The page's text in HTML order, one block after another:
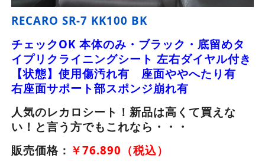
RECARO SR-7 KK100 BK
チェックOK 本体のみ・ブラック・底留めタ
イプリクライニングシート 左右ダイヤル付き
【状態】使用傷汚れ有 座面ややへたり有
右座面サポート部スポンジ崩れ有
人気のレカロシート！新品は高くて買えな
い！と言う方でもこれなら・・・
販売価格： ￥76.890（税込）